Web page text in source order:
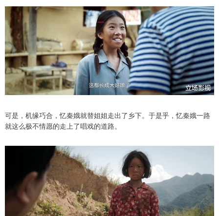
可是，机缘巧合，忆秦娥就替姐姐走出了乡下。于是乎，忆秦娥一路
就这么极不情愿的走上了唱戏的道路。